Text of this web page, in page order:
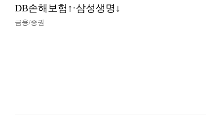
DB손해보험↑·삼성생명↓
금융/증권